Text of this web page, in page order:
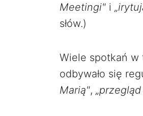
Meetingi" i
słów.)
Wiele spotkań w
odbywało się
Marią",